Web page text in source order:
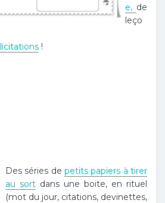
e, de
leço
!
Des séries de petits papiers à tirer
au sort dans une boite, en rituel
(mot du jour, citations, devinettes,